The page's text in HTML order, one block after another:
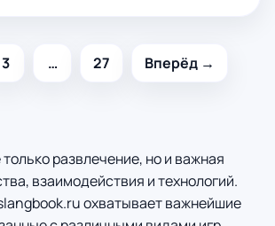
3 … 27 Вперёд →
развлечение, но и важная
взаимодействия и технологий.
охватывает важнейшие